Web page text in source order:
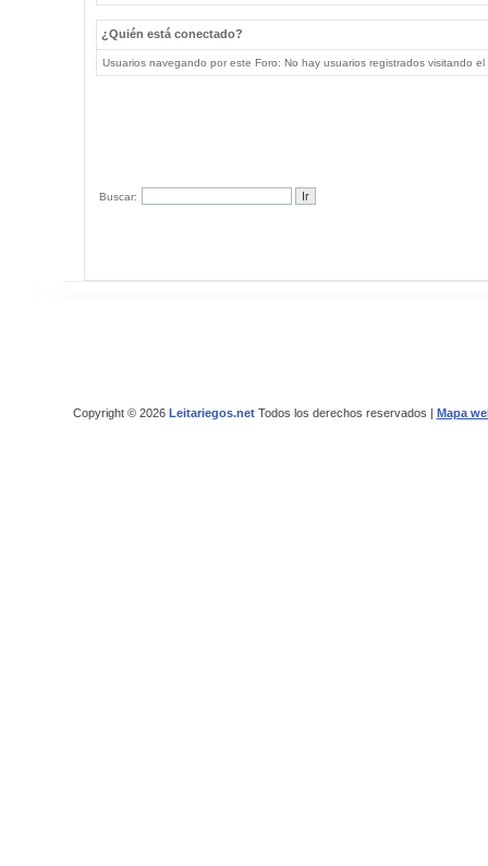
¿Quién está conectado?
Usuarios navegando por este Foro: No hay usuarios registrados visitando
Buscar:
Copyright © 2026 Leitariegos.netTodos los derechos reservados | Mapa